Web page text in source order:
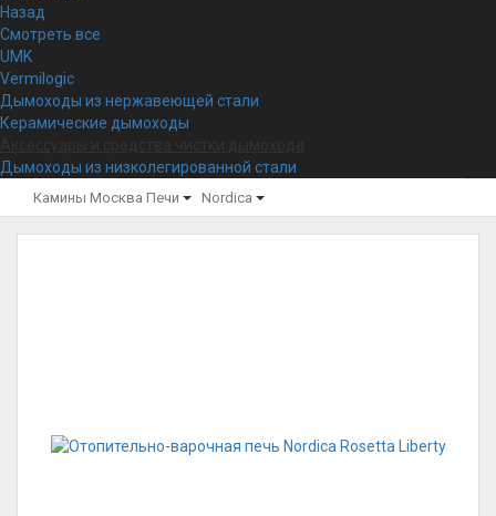
Назад
Смотреть все
UMK
Vermilogic
Дымоходы из нержавеющей стали
Керамические дымоходы
Дымоходы из низколегированной стали
Камины Москва Печи Nordica